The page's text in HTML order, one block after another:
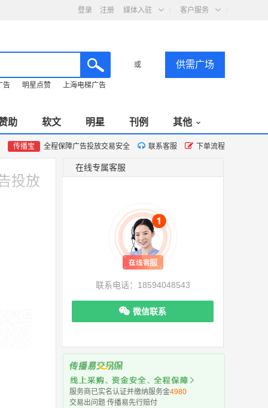
登录 注册 媒体入驻 客户服务
或 供需广场
告 明星点赞 上海电梯广告
助 软文 明星 刊例 其他
传播宝 全程保障广告投放交易安全 联系客服 下单流程
投放
在线专属客服
联系电话：18594048543
微信联系
服务商已实名认证并缴纳服务金4980
交易出问题 传播易先行赔付